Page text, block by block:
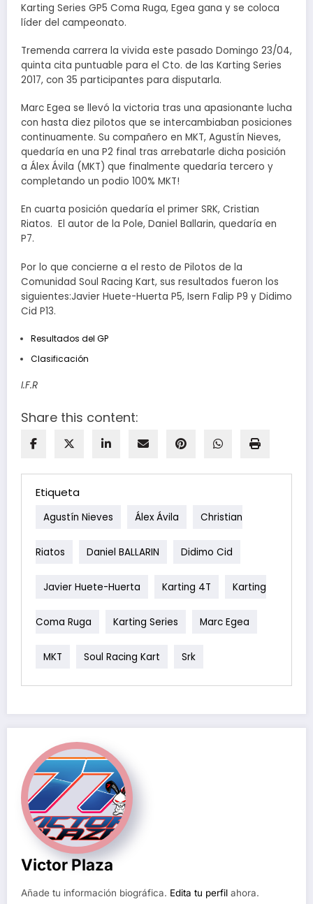
Karting Series GP5 Coma Ruga, Egea gana y se coloca
líder del campeonato.
Tremenda carrera la vivida este pasado Domingo 23/04,
quinta cita puntuable para el Cto. de las Karting Series
2017, con 35 participantes para disputarla.
Marc Egea se llevó la victoria tras una apasionante lucha
con hasta diez pilotos que se intercambiaban posiciones
continuamente. Su compañero en MKT, Agustín Nieves,
quedaría en una P2 final tras arrebatarle dicha posición
a Álex Ávila (MKT) que finalmente quedaría tercero y
completando un podio 100% MKT!
En cuarta posición quedaría el primer SRK, Cristian
Riatos. El autor de la Pole, Daniel Ballarin, quedaría en
P7.
Por lo que concierne a el resto de Pilotos de la
Comunidad Soul Racing Kart, sus resultados fueron los
siguientes:Javier Huete-Huerta P5, Isern Falip P9 y Didimo
Cid P13.
Resultados del GP
Clasificación
I.F.R
Share this content:
Etiqueta
Agustín Nieves Álex Ávila Christian
Riatos Daniel BALLARIN Didimo Cid
Javier Huete-Huerta Karting 4T Karting
Coma Ruga Karting Series Marc Egea
MKT Soul Racing Kart Srk
Victor Plaza
Añade tu información biográfica. Edita tu perfil ahora.